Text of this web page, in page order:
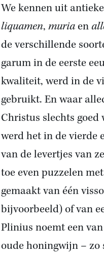
We kennen uit
liquamen, muriaen
de verschillende
garum in de eerste
kwaliteit, werd in de
gebruikt. En waar
Christus slechts goed
werd het in de vierde
van de levertjes van
toe even puzzelen
gemaakt van één
bijvoorbeeld) of van
Plinius noemt een
oude honingwijn –